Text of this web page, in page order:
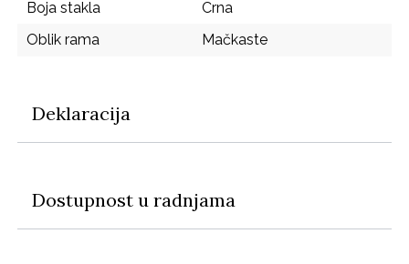
Boja stakla
Crna
Oblik rama
Mačkaste
Deklaracija
Dostupnost u radnjama